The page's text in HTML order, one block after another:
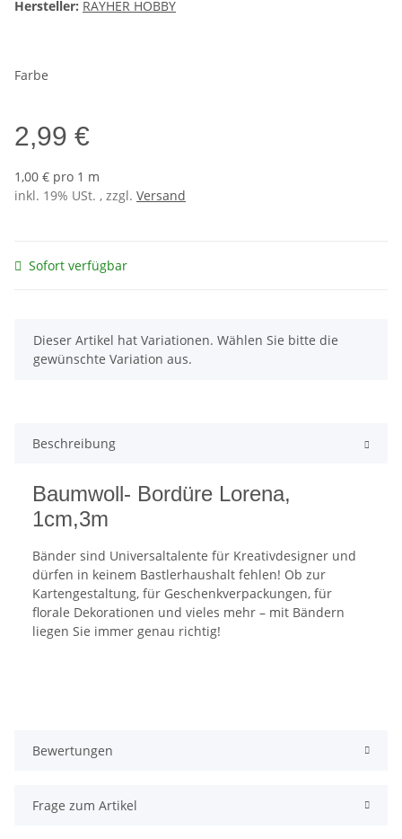
Hersteller: RAYHER HOBBY
Farbe
2,99 €
1,00 € pro 1 m
inkl. 19% USt. , zzgl. Versand
Sofort verfügbar
x
Dieser Artikel hat Variationen. Wählen Sie bitte die
gewünschte Variation aus.
Beschreibung
Baumwoll- Bordüre Lorena,
1cm,3m
Bänder sind Universaltalente für Kreativdesigner und
dürfen in keinem Bastlerhaushalt fehlen! Ob zur
Kartengestaltung, für Geschenkverpackungen, für
florale Dekorationen und vieles mehr – mit Bändern
liegen Sie immer genau richtig!
Bewertungen
Frage zum Artikel